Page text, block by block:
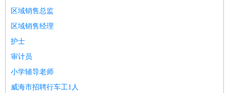
区域销售总监
区域销售经理
护士
审计员
小学辅导老师
威海市招聘行车工1人